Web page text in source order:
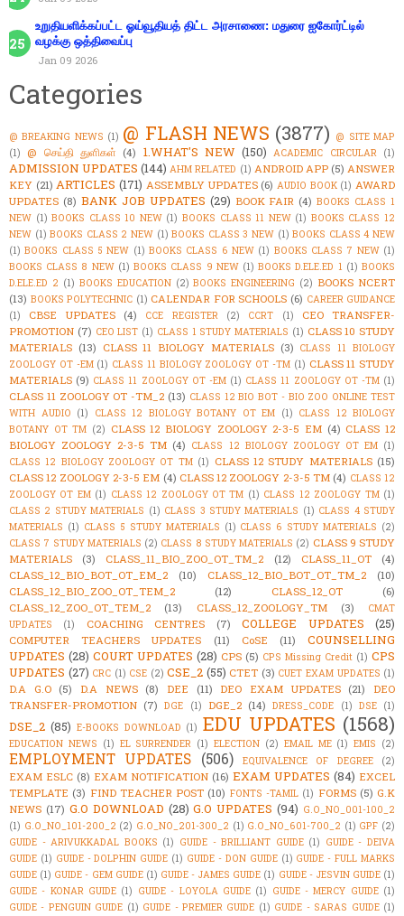
உறுதியளிக்கப்பட்ட ஓய்வூதியத் திட்ட அரசாணை: மதுரை ஐகோர்ட்டில்
வழக்கு ஒத்திவைப்பு
Jan 09 2026
Categories
@ BREAKING NEWS (1) @ FLASH NEWS (3877) @ SITE MAP
(1) @ செய்தி துளிகள் (4) 1.WHAT'S NEW (150) ACADEMIC CIRCULAR (1)
ADMISSION UPDATES (144) AHM RELATED (1) ANDROID APP (5) ANSWER
KEY (21) ARTICLES (171) ASSEMBLY UPDATES (6) AUDIO BOOK (1) AWARD
UPDATES (8) BANK JOB UPDATES (29) BOOK FAIR (4) BOOKS CLASS 1
NEW (1) BOOKS CLASS 10 NEW (1) BOOKS CLASS 11 NEW (1) BOOKS CLASS 12
NEW (1) BOOKS CLASS 2 NEW (1) BOOKS CLASS 3 NEW (1) BOOKS CLASS 4 NEW
(1) BOOKS CLASS 5 NEW (1) BOOKS CLASS 6 NEW (1) BOOKS CLASS 7 NEW (1)
BOOKS CLASS 8 NEW (1) BOOKS CLASS 9 NEW (1) BOOKS D.ELE.ED 1 (1) BOOKS
D.ELE.ED 2 (1) BOOKS EDUCATION (2) BOOKS ENGINEERING (2) BOOKS NCERT
(13) BOOKS POLYTECHNIC (1) CALENDAR FOR SCHOOLS (6) CAREER GUIDANCE
(1)
CBSE UPDATES (4) CCE REGISTER (2) CCRT (1)
CEO TRANSFER-
PROMOTION (7) CEO LIST (1) CLASS 1 STUDY MATERIALS (1) CLASS 10 STUDY
MATERIALS (13) CLASS 11 BIOLOGY MATERIALS (3) CLASS 11 BIOLOGY
ZOOLOGY OT -EM (1) CLASS 11 BIOLOGY ZOOLOGY OT -TM (1) CLASS 11 STUDY
MATERIALS (9) CLASS 11 ZOOLOGY OT -EM (1) CLASS 11 ZOOLOGY OT -TM (1)
CLASS 11 ZOOLOGY OT -TM_2 (13) CLASS 12 BIO BOT - BIO ZOO ONLINE TEST
WITH AUDIO (1) CLASS 12 BIOLOGY BOTANY OT EM (1) CLASS 12 BIOLOGY
BOTANY OT TM (2) CLASS 12 BIOLOGY ZOOLOGY 2-3-5 EM (4) CLASS 12
BIOLOGY ZOOLOGY 2-3-5 TM (4) CLASS 12 BIOLOGY ZOOLOGY OT EM (1)
CLASS 12 BIOLOGY ZOOLOGY OT TM (1) CLASS 12 STUDY MATERIALS (15)
CLASS 12 ZOOLOGY 2-3-5 EM (4) CLASS 12 ZOOLOGY 2-3-5 TM (4) CLASS 12
ZOOLOGY OT EM (1) CLASS 12 ZOOLOGY OT TM (1) CLASS 12 ZOOLOGY TM (1)
CLASS 2 STUDY MATERIALS (1) CLASS 3 STUDY MATERIALS (1) CLASS 4 STUDY
MATERIALS (1) CLASS 5 STUDY MATERIALS (1) CLASS 6 STUDY MATERIALS (2)
CLASS 7 STUDY MATERIALS (2) CLASS 8 STUDY MATERIALS (2) CLASS 9 STUDY
MATERIALS
(3) CLASS_11_BIO_ZOO_OT_TM_2 (12) CLASS_11_OT
(4)
CLASS_12_BIO_BOT_OT_EM_2
(10) CLASS_12_BIO_BOT_OT_TM_2
(10)
CLASS_12_BIO_ZOO_OT_TEM_2
(12) CLASS_12_OT
(6)
CLASS_12_ZOO_OT_TEM_2
(13) CLASS_12_ZOOLOGY_TM (3)
CMAT
UPDATES
(1) COACHING CENTRES (7) COLLEGE UPDATES (25)
COMPUTER TEACHERS UPDATES (11) CoSE (11)
COUNSELLING
UPDATES (28) COURT UPDATES (28) CPS (5) CPS Missing Credit (1) CPS
UPDATES (27) CRC (1) CSE (2) CSE_2 (55) CTET (3) CUET EXAM UPDATES (1)
D.A G.O (5) D.A NEWS (8) DEE (11) DEO EXAM UPDATES (21)
DEO
TRANSFER-PROMOTION (7) DGE (1) DGE_2 (14) DRESS_CODE (1) DSE (1)
DSE_2 (85) E-BOOKS DOWNLOAD (1) EDU UPDATES (1568)
EDUCATION NEWS (1) EL SURRENDER (1) ELECTION (2) EMAIL ME (1) EMIS (2)
EMPLOYMENT UPDATES (506) EQUIVALENCE OF DEGREE (2)
EXAM ESLC (8) EXAM NOTIFICATION (16) EXAM UPDATES (84) EXCEL
TEMPLATE (3) FIND TEACHER POST (10) FONTS -TAMIL (1) FORMS (5) G.K
NEWS (17) G.O DOWNLOAD (28) G.O UPDATES (94) G.O_NO_001-100_2
(1) G.O_NO_101-200_2 (2) G.O_NO_201-300_2 (1) G.O_NO_601-700_2 (1) GPF (2)
GUIDE - ARIVUKKADAL BOOKS (1) GUIDE - BRILLIANT GUIDE (1) GUIDE - DEIVA
GUIDE (1) GUIDE - DOLPHIN GUIDE (1) GUIDE - DON GUIDE (1) GUIDE - FULL MARKS
GUIDE (1) GUIDE - GEM GUIDE (1) GUIDE - JAMES GUIDE (1) GUIDE - JESVIN GUIDE (1)
GUIDE - KONAR GUIDE (1) GUIDE - LOYOLA GUIDE (1) GUIDE - MERCY GUIDE (1)
GUIDE - PENGUIN GUIDE (1) GUIDE - PREMIER GUIDE (1) GUIDE - SARAS GUIDE (1)